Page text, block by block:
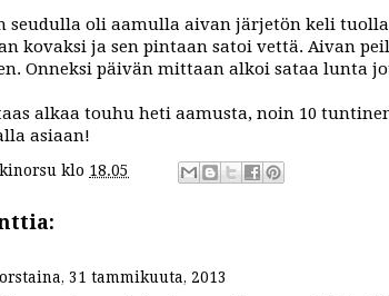
seudulla oli aamulla aivan järjetön keli
kovaksi ja sen pintaan satoi vettä. Aivan
Onneksi päivän mittaan alkoi sataa lunta
alkaa touhu heti aamusta, noin 10
asiaan!
klo 18.05
31 tammikuuta, 2013